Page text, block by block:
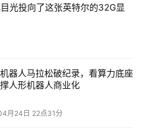
光投向了这张英特尔的32G显
器人马拉松破纪录，看算力底座
人形机器人商业化
月24日 22点31分